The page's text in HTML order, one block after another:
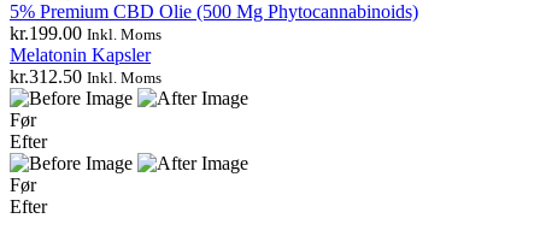
5% Premium CBD Olie (500 Mg Phytocannabinoids)
kr.199.00 Inkl. Moms
Melatonin Kapsler
kr.312.50 Inkl. Moms
Før
Efter
Før
Efter